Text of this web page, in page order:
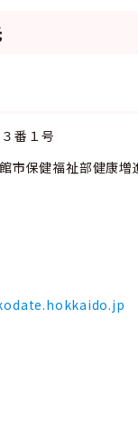
番１号
市保健福祉部健康増